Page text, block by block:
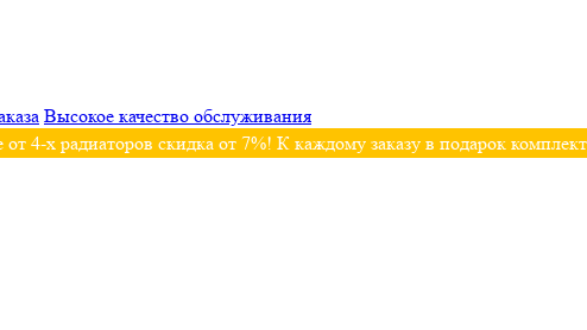
Высокое качество обслуживания
4-х радиаторов скидка от 7%! К каждому заказу в подарок